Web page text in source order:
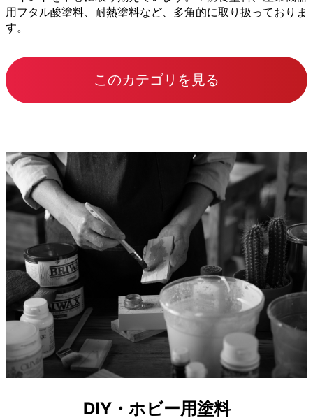
用フタル酸塗料、耐熱塗料など、多角的に取り扱っておりま
す。
このカテゴリを見る
DIY・ホビー用塗料